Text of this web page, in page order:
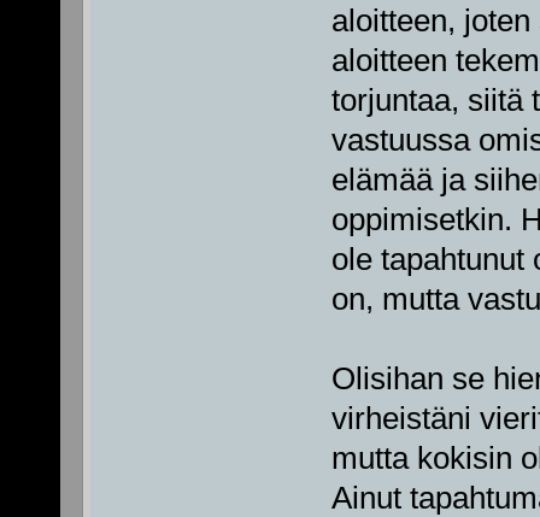
aloitteen,
aloitteen
torjuntaa, siitä
vastuussa
elämää ja
oppimisetkin.
ole tapahtunut
on, mutta
Olisihan se
virheistäni
mutta kokisin
Ainut